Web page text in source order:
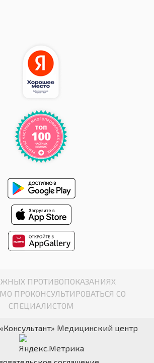
ПРОТИВОПОКАЗАНИЯХ
ПРОКОНСУЛЬТИРОВАТЬСЯ СО
СПЕЦИАЛИСТОМ
«Консультант» Медицинский центр